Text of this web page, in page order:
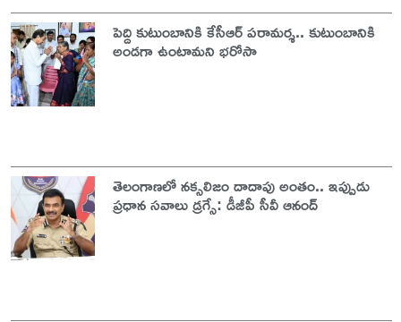
పెద్ది కుటుంబానికి కేసీఆర్ పరామర్శ.. కుటుంబానికి
అండగా ఉంటామని భరోసా
తెలంగాణలో నక్సలిజం దాదాపు అంతం.. ఇప్పుడు
ప్రధాన సవాలు డ్రగ్సే: డీజీపీ సీవీ ఆనంద్